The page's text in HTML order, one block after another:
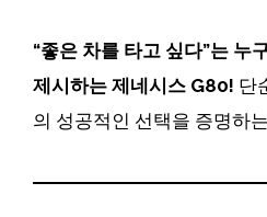
“좋은 차를 타고 싶다”는 누
제시하는 제네시스 G80! 단
의 성공적인 선택을 증명하